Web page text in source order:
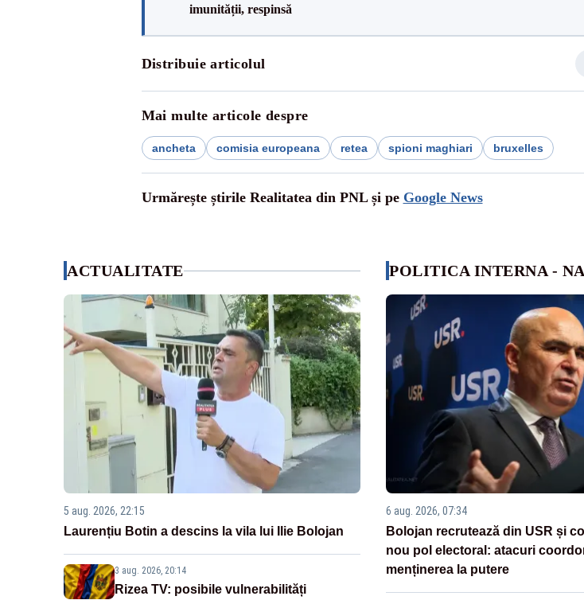
imunității, respinsă
Distribuie articolul
Mai multe articole despre
ancheta comisia europeana retea spioni maghiari bruxelles
Urmărește știrile Realitatea din PNL și pe Google News
ACTUALITATE
5 aug. 2026, 22:15
Laurențiu Botin a descins la vila lui Ilie Bolojan
3 aug. 2026, 20:14
Rizea TV: posibile vulnerabilități
POLITICA INTERNA -
6 aug. 2026, 07:34
Bolojan recrutează din USR și
nou pol electoral: atacuri
menținerea la putere